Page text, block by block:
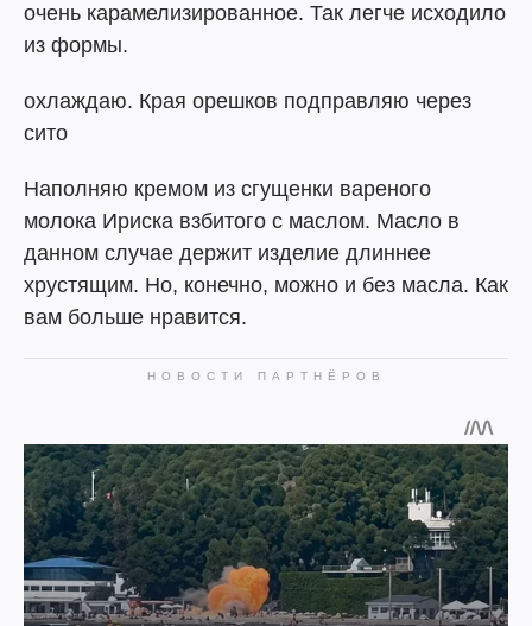
очень карамелизированное. Так легче исходило
из формы.
охлаждаю. Края орешков подправляю через
сито
Наполняю кремом из сгущенки вареного
молока Ириска взбитого с маслом. Масло в
данном случае держит изделие длиннее
хрустящим. Но, конечно, можно и без масла. Как
вам больше нравится.